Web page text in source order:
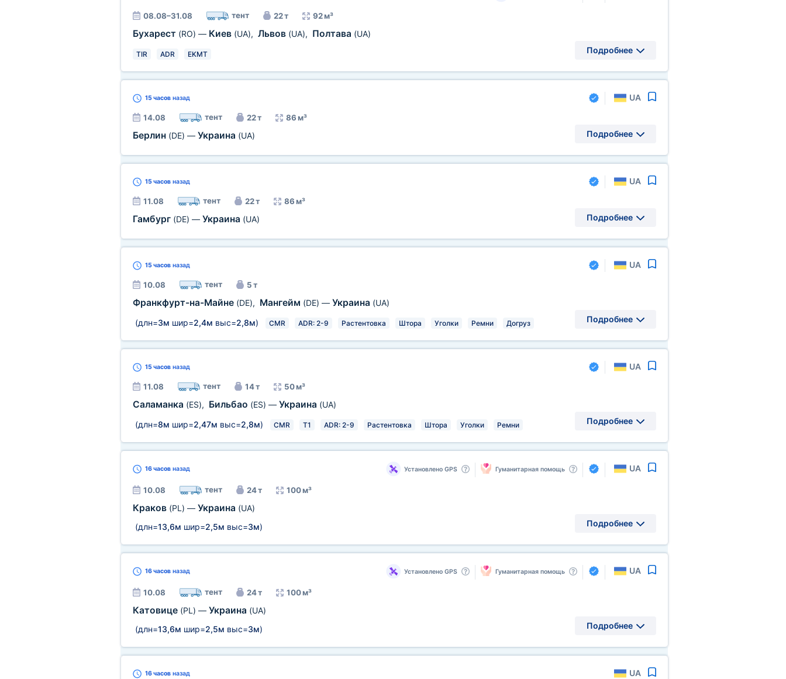
08.08–31.08 тент 22 т 92 м³
Бухарест (RO) — Киев (UA), Львов (UA), Полтава (UA)
TIR ADR EKMT Подробнее
15 часовназад UA
14.08 тент 22 т 86 м³
Берлин (DE) — Украина (UA) Подробнее
15 часовназад UA
11.08 тент 22 т 86 м³
Гамбург (DE) — Украина (UA) Подробнее
15 часовназад UA
10.08 тент 5 т
Франкфурт-на-Майне (DE), Мангейм (DE) — Украина (UA)
(длн=3м шир=2,4м выс=2,8м) CMR ADR: 2-9 Растентовка Штора Уголки Ремни Догруз Подробнее
15 часовназад UA
11.08 тент 14 т 50 м³
Саламанка (ES), Бильбао (ES) — Украина (UA)
(длн=8м шир=2,47м выс=2,8м) CMR T1 ADR: 2-9 Растентовка Штора Уголки Ремни Подробнее
16 часовназад Установлено GPS Гуманитарная помощь UA
10.08 тент 24 т 100 м³
Краков (PL) — Украина (UA)
(длн=13,6м шир=2,5м выс=3м) Подробнее
16 часовназад Установлено GPS Гуманитарная помощь UA
10.08 тент 24 т 100 м³
Катовице (PL) — Украина (UA)
(длн=13,6м шир=2,5м выс=3м) Подробнее
16 часовназад UA